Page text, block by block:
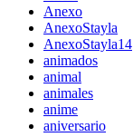
Anexo
AnexoStayla
AnexoStayla14
animados
animal
animales
anime
aniversario